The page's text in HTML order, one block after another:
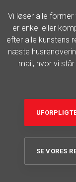
Vi løser alle
er enkel eller
efter alle kunstens
næste
mail, hvor vi
SE VORES